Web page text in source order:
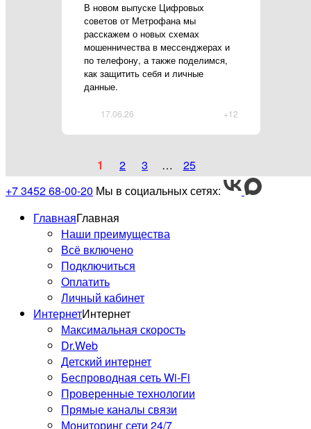
В новом выпуске Цифровых
советов от Метрофана мы
расскажем о новых схемах
мошенничества в мессенджерах и
по телефону, а также поделимся,
как защитить себя и личные
данные.
+12
17.06.26
1 2 3 …
25
+7 3452 68-00-20 Мы в социальных сетях:
ГлавнаяГлавная
Наши преимущества
Всё включено
Подключиться
Оплатить
Личный кабинет
ИнтернетИнтернет
Максимальная скорость
Dr.Web
Детский интернет
Беспроводная сеть Wi-Fi
Проверенные технологии
Прямые каналы связи
Мониторинг сети 24/7